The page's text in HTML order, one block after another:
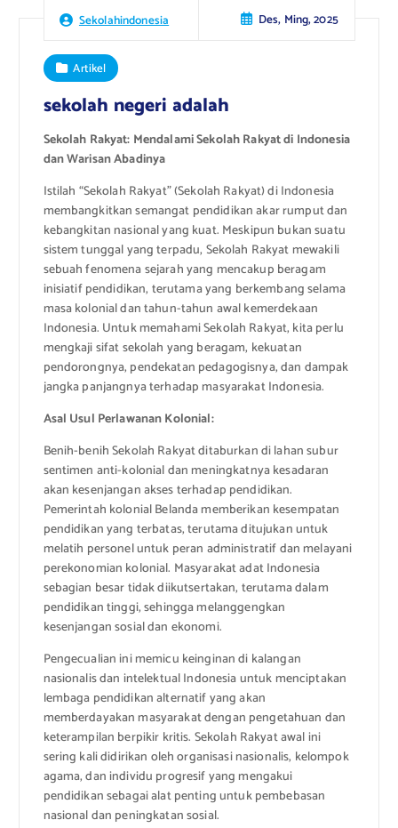
Sekolahindonesia Des, Ming, 2025
Artikel
sekolah negeri adalah
Sekolah Rakyat: Mendalami Sekolah Rakyat di Indonesia
dan Warisan Abadinya
Istilah “Sekolah Rakyat” (Sekolah Rakyat) di Indonesia
membangkitkan semangat pendidikan akar rumput dan
kebangkitan nasional yang kuat. Meskipun bukan suatu
sistem tunggal yang terpadu, Sekolah Rakyat mewakili
sebuah fenomena sejarah yang mencakup beragam
inisiatif pendidikan, terutama yang berkembang selama
masa kolonial dan tahun-tahun awal kemerdekaan
Indonesia. Untuk memahami Sekolah Rakyat, kita perlu
mengkaji sifat sekolah yang beragam, kekuatan
pendorongnya, pendekatan pedagogisnya, dan dampak
jangka panjangnya terhadap masyarakat Indonesia.
Asal Usul Perlawanan Kolonial:
Benih-benih Sekolah Rakyat ditaburkan di lahan subur
sentimen anti-kolonial dan meningkatnya kesadaran
akan kesenjangan akses terhadap pendidikan.
Pemerintah kolonial Belanda memberikan kesempatan
pendidikan yang terbatas, terutama ditujukan untuk
melatih personel untuk peran administratif dan melayani
perekonomian kolonial. Masyarakat adat Indonesia
sebagian besar tidak diikutsertakan, terutama dalam
pendidikan tinggi, sehingga melanggengkan
kesenjangan sosial dan ekonomi.
Pengecualian ini memicu keinginan di kalangan
nasionalis dan intelektual Indonesia untuk menciptakan
lembaga pendidikan alternatif yang akan
memberdayakan masyarakat dengan pengetahuan dan
keterampilan berpikir kritis. Sekolah Rakyat awal ini
sering kali didirikan oleh organisasi nasionalis, kelompok
agama, dan individu progresif yang mengakui
pendidikan sebagai alat penting untuk pembebasan
nasional dan peningkatan sosial.